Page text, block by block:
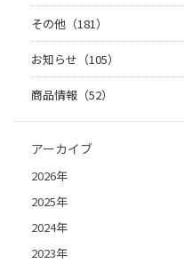
その他（181）
お知らせ（105）
商品情報（52）
アーカイブ
2026年
2025年
2024年
2023年